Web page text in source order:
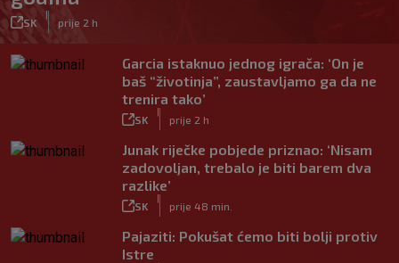
SK prije 2 h
Garcia istaknuo jednog igrača: ‘On je
baš “životinja”, zaustavljamo ga da ne
trenira tako’
SK prije 2 h
Junak riječke pobjede priznao: ‘Nisam
zadovoljan, trebalo je biti barem dva
razlike’
SK prije 48 min.
Pajaziti: Pokušat ćemo biti bolji protiv
Istre